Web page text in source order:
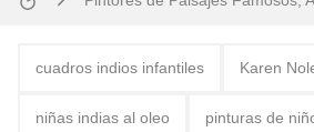
cuadros indios infantiles Karen
niñas indias al oleo pinturas de